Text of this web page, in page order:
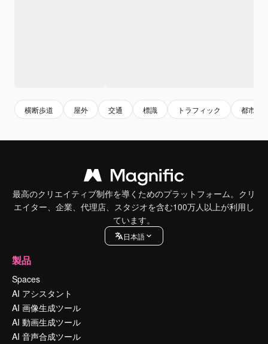
横断歩道 屋外 交通 標識 トラフィック 都市
最高のクリエイティブ制作を導くためのプラットフォーム。クリ
エイター、企業、代理店、スタジオを含む100万人以上が利用し
ています。
日本語
製品
Spaces
AI アシスタント
AI 画像生成ツール
AI 動画生成ツール
AI 音声合成ツール